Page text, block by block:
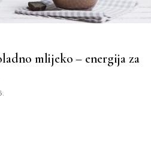
mlijeko – energija za